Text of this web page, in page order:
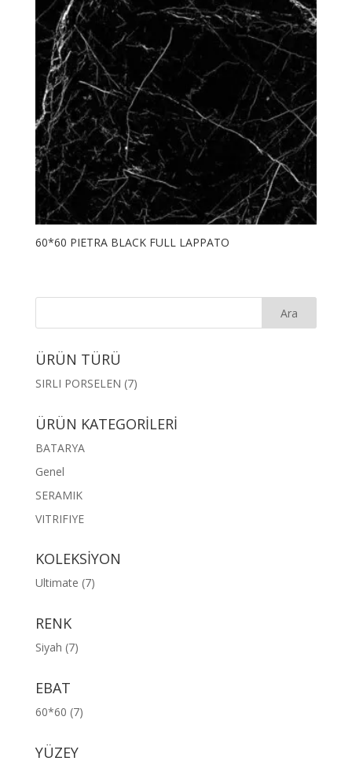
60*60 PIETRA BLACK FULL LAPPATO
ÜRÜN TÜRÜ
SIRLI PORSELEN (7)
ÜRÜN KATEGORİLERİ
BATARYA
Genel
SERAMIK
VITRIFIYE
KOLEKSİYON
Ultimate (7)
RENK
Siyah (7)
EBAT
60*60 (7)
YÜZEY